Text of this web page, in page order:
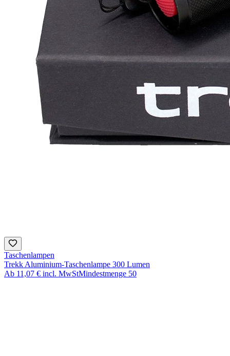
Taschenlampen
Trekk Aluminium-Taschenlampe 300 Lumen
Ab 11,07 € incl. MwStMindestmenge 50